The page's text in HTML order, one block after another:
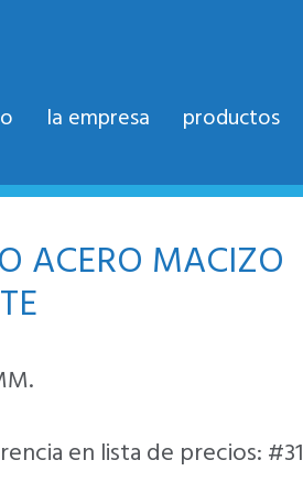
la empresa productos
ACERO MACIZO
en lista de precios: #31